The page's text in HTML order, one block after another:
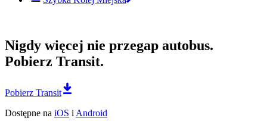
Nigdy więcej nie przegap autobus.
Pobierz Transit.
Pobierz Transit
Dostępne na iOS i Android